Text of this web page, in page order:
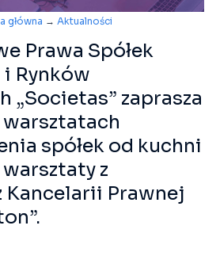
główna → Aktualności
Prawa Spółek
Rynków
„Societas” zaprasza
warsztatach
spółek od kuchni
z
Kancelarii Prawnej